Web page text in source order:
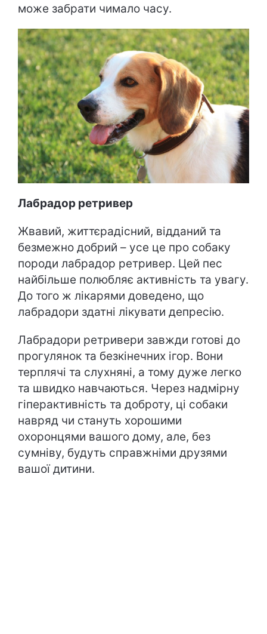
може забрати чимало часу.
Лабрадор ретривер
Жвавий, життєрадісний, відданий та
безмежно добрий – усе це про собаку
породи лабрадор ретривер. Цей пес
найбільше полюбляє активність та увагу.
До того ж лікарями доведено, що
лабрадори здатні лікувати депресію.
Лабрадори ретривери завжди готові до
прогулянок та безкінечних ігор. Вони
терплячі та слухняні, а тому дуже легко
та швидко навчаються. Через надмірну
гіперактивність та доброту, ці собаки
навряд чи стануть хорошими
охоронцями вашого дому, але, без
сумніву, будуть справжніми друзями
вашої дитини.